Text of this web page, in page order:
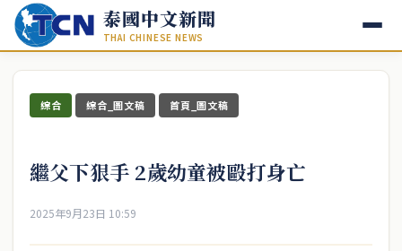
泰國中文新聞
THAI CHINESE NEWS
綜合 綜合_圖文稿 首頁_圖文稿
繼父下狠手 2歲幼童被毆打身亡
2025年9月23日 10:59